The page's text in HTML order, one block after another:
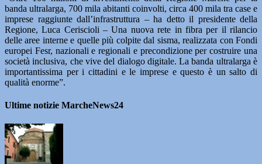
banda ultralarga, 700 mila abitanti coinvolti, circa 400 mila tra case e
imprese raggiunte dall’infrastruttura – ha detto il presidente della
Regione, Luca Ceriscioli – Una nuova rete in fibra per il rilancio
delle aree interne e quelle più colpite dal sisma, realizzata con Fondi
europei Fesr, nazionali e regionali e precondizione per costruire una
società inclusiva, che vive del dialogo digitale. La banda ultralarga è
importantissima per i cittadini e le imprese e questo è un salto di
qualità enorme”.
Ultime notizie MarcheNews24